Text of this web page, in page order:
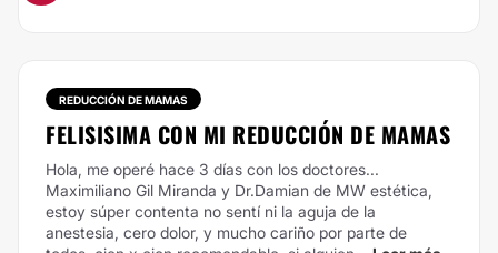
REDUCCIÓN DE MAMAS
FELISISIMA CON MI REDUCCIÓN DE MAMAS
Hola, me operé hace 3 días con los doctores...
Maximiliano Gil Miranda y Dr.Damian de MW estética,
estoy súper contenta no sentí ni la aguja de la
anestesia, cero dolor, y mucho cariño por parte de